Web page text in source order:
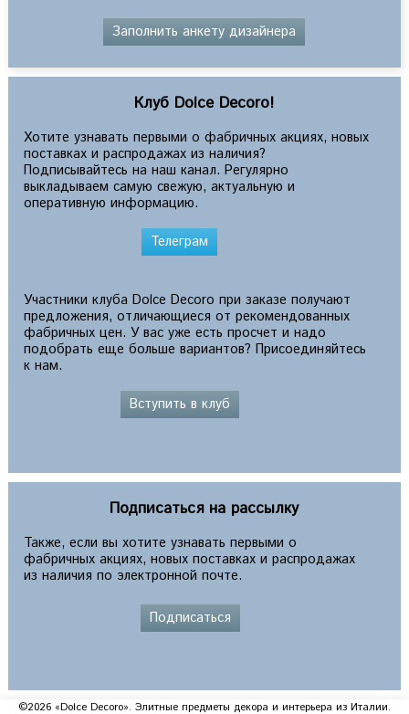
Заполнить анкету дизайнера
Клуб Dolce Decoro!
Хотите узнавать первыми о фабричных акциях, новых
поставках и распродажах из наличия?
Подписывайтесь на наш канал. Регулярно
выкладываем самую свежую, актуальную и
оперативную информацию.
Телеграм
Участники клуба Dolce Decoro при заказе получают
предложения, отличающиеся от рекомендованных
фабричных цен. У вас уже есть просчет и надо
подобрать еще больше вариантов? Присоединяйтесь
к нам.
Вступить в клуб
Подписаться на рассылку
Также, если вы хотите узнавать первыми о
фабричных акциях, новых поставках и распродажах
из наличия по электронной почте.
Подписаться
©2026 «Dolce Decoro». Элитные предметы декора и интерьера из Италии.